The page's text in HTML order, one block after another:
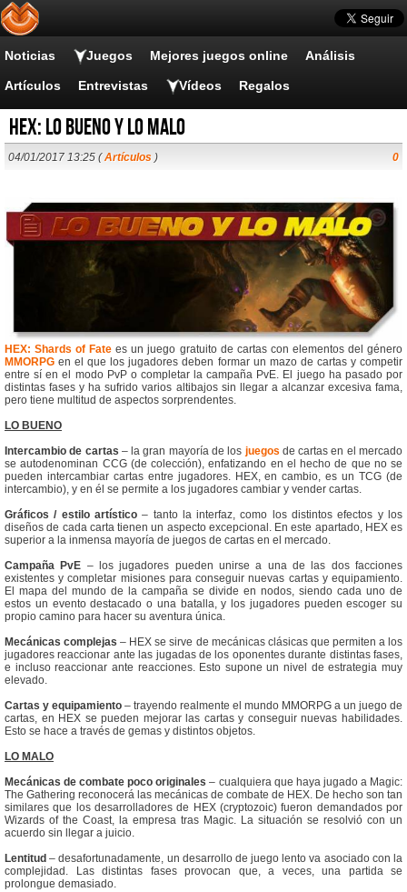
Noticias Juegos Mejores juegos online Análisis
Artículos Entrevistas Vídeos Regalos
HEX: lo bueno y lo malo
04/01/2017 13:25 (Artículos ) 0
HEX: Shards of Fate es un juego gratuito de cartas con elementos del género
MMORPG en el que los jugadores deben formar un mazo de cartas y competir
entre sí en el modo PvP o completar la campaña PvE. El juego ha pasado por
distintas fases y ha sufrido varios altibajos sin llegar a alcanzar excesiva fama,
pero tiene multitud de aspectos sorprendentes.
LO BUENO
Intercambio de cartas – la gran mayoría de los juegos de cartas en el mercado
se autodenominan CCG (de colección), enfatizando en el hecho de que no se
pueden intercambiar cartas entre jugadores. HEX, en cambio, es un TCG (de
intercambio), y en él se permite a los jugadores cambiar y vender cartas.
Gráficos / estilo artístico– tanto la interfaz, como los distintos efectos y los
diseños de cada carta tienen un aspecto excepcional. En este apartado, HEX es
superior a la inmensa mayoría de juegos de cartas en el mercado.
Campaña PvE – los jugadores pueden unirse a una de las dos facciones
existentes y completar misiones para conseguir nuevas cartas y equipamiento.
El mapa del mundo de la campaña se divide en nodos, siendo cada uno de
estos un evento destacado o una batalla, y los jugadores pueden escoger su
propio camino para hacer su aventura única.
Mecánicas complejas – HEX se sirve de mecánicas clásicas que permiten a los
jugadores reaccionar ante las jugadas de los oponentes durante distintas fases,
e incluso reaccionar ante reacciones. Esto supone un nivel de estrategia muy
elevado.
Cartas y equipamiento – trayendo realmente el mundo MMORPG a un juego de
cartas, en HEX se pueden mejorar las cartas y conseguir nuevas habilidades.
Esto se hace a través de gemas y distintos objetos.
LO MALO
Mecánicas de combate poco originales – cualquiera que haya jugado a Magic:
The Gathering reconocerá las mecánicas de combate de HEX. De hecho son tan
similares que los desarrolladores de HEX (cryptozoic) fueron demandados por
Wizards of the Coast, la empresa tras Magic. La situación se resolvió con un
acuerdo sin llegar a juicio.
Lentitud – desafortunadamente, un desarrollo de juego lento va asociado con la
complejidad. Las distintas fases provocan que, a veces, una partida se
prolongue demasiado.